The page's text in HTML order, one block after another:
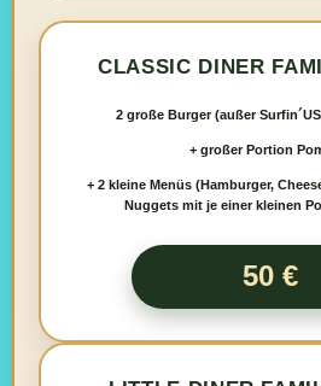
CLASSIC DINER
2 große Burger (außer
+ großer Portion
+ 2 kleine Menüs (Hamburger,
Nuggets mit je einer kleinen
50 €